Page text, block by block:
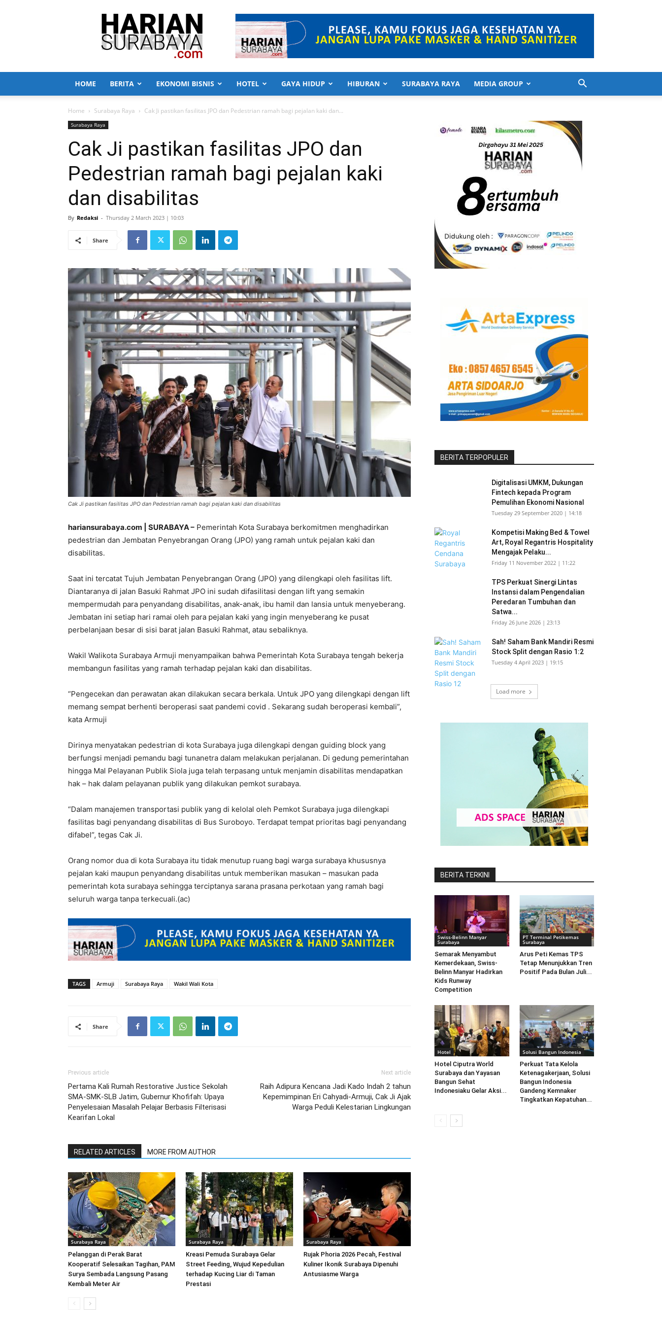
Harian
Surabaya
HOME BERITA EKONOMI BISNIS HOTEL GAYA HIDUP HIBURAN SURABAYA RAYA MEDIA GROUP
Home Surabaya Raya Cak Ji pastikan fasilitas JPO dan Pedestrian ramah bagi pejalan kaki dan...
Surabaya Raya
Cak Ji pastikan fasilitas JPO dan
Pedestrian ramah bagi pejalan kaki
dan disabilitas
By Redaksi - Thursday 2 March 2023 | 10:03
Share
Cak Ji pastikan fasilitas JPO dan Pedestrian ramah bagi pejalan kaki dan disabilitas
hariansurabaya.com | SURABAYA – Pemerintah Kota Surabaya berkomitmen menghadirkan
pedestrian dan Jembatan Penyebrangan Orang (JPO) yang ramah untuk pejalan kaki dan
disabilitas.
Saat ini tercatat Tujuh Jembatan Penyebrangan Orang (JPO) yang dilengkapi oleh fasilitas lift.
Diantaranya di jalan Basuki Rahmat JPO ini sudah difasilitasi dengan lift yang semakin
mempermudah para penyandang disabilitas, anak-anak, ibu hamil dan lansia untuk menyeberang.
Jembatan ini setiap hari ramai oleh para pejalan kaki yang ingin menyeberang ke pusat
perbelanjaan besar di sisi barat jalan Basuki Rahmat, atau sebaliknya.
Wakil Walikota Surabaya Armuji menyampaikan bahwa Pemerintah Kota Surabaya tengah bekerja
membangun fasilitas yang ramah terhadap pejalan kaki dan disabilitas.
“Pengecekan dan perawatan akan dilakukan secara berkala. Untuk JPO yang dilengkapi dengan lift
memang sempat berhenti beroperasi saat pandemi covid . Sekarang sudah beroperasi kembali”,
kata Armuji
Dirinya menyatakan pedestrian di kota Surabaya juga dilengkapi dengan guiding block yang
berfungsi menjadi pemandu bagi tunanetra dalam melakukan perjalanan. Di gedung pemerintahan
hingga Mal Pelayanan Publik Siola juga telah terpasang untuk menjamin disabilitas mendapatkan
hak – hak dalam pelayanan publik yang dilakukan pemkot surabaya.
“Dalam manajemen transportasi publik yang di kelolal oleh Pemkot Surabaya juga dilengkapi
fasilitas bagi penyandang disabilitas di Bus Suroboyo. Terdapat tempat prioritas bagi penyandang
difabel”, tegas Cak Ji.
Orang nomor dua di kota Surabaya itu tidak menutup ruang bagi warga surabaya khususnya
pejalan kaki maupun penyandang disabilitas untuk memberikan masukan – masukan pada
pemerintah kota surabaya sehingga terciptanya sarana prasana perkotaan yang ramah bagi
seluruh warga tanpa terkecuali.(ac)
TAGS Armuji Surabaya Raya Wakil Wali Kota
Share
Previous article
Pertama Kali Rumah Restorative Justice Sekolah
SMA-SMK-SLB Jatim, Gubernur Khofifah: Upaya
Penyelesaian Masalah Pelajar Berbasis Filterisasi
Kearifan Lokal
Next article
Raih Adipura Kencana Jadi Kado Indah 2 tahun
Kepemimpinan Eri Cahyadi-Armuji, Cak Ji Ajak
Warga Peduli Kelestarian Lingkungan
RELATED ARTICLES MORE FROM AUTHOR
Surabaya Raya
Pelanggan di Perak Barat
Kooperatif Selesaikan Tagihan, PAM
Surya Sembada Langsung Pasang
Kembali Meter Air
Surabaya Raya
Kreasi Pemuda Surabaya Gelar
Street Feeding, Wujud Kepedulian
terhadap Kucing Liar di Taman
Prestasi
Surabaya Raya
Rujak Phoria 2026 Pecah, Festival
Kuliner Ikonik Surabaya Dipenuhi
Antusiasme Warga
BERITA TERPOPULER
Digitalisasi UMKM, Dukungan
Fintech kepada Program
Pemulihan Ekonomi Nasional
Tuesday 29 September 2020 | 14:18
Kompetisi Making Bed & Towel
Art, Royal Regantris Hospitality
Mengajak Pelaku...
Friday 11 November 2022 | 11:22
TPS Perkuat Sinergi Lintas
Instansi dalam Pengendalian
Peredaran Tumbuhan dan
Satwa...
Friday 26 June 2026 | 23:13
Sah! Saham Bank Mandiri Resmi
Stock Split dengan Rasio 1:2
Tuesday 4 April 2023 | 19:15
Load more
BERITA TERKINI
Swiss-Belinn Manyar
Surabaya
Semarak Menyambut
Kemerdekaan, Swiss-
Belinn Manyar Hadirkan
Kids Runway
Competition
PT Terminal Petikemas
Surabaya
Arus Peti Kemas TPS
Tetap Menunjukkan Tren
Positif Pada Bulan Juli...
Hotel
Hotel Ciputra World
Surabaya dan Yayasan
Bangun Sehat
Indonesiaku Gelar Aksi...
Solusi Bangun Indonesia
Perkuat Tata Kelola
Ketenagakerjaan, Solusi
Bangun Indonesia
Gandeng Kemnaker
Tingkatkan Kepatuhan...